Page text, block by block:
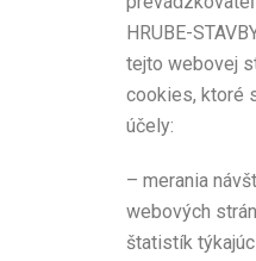
HRUBE-
tejto webovej
cookies, ktoré
účely:
– merania
webových
štatistík